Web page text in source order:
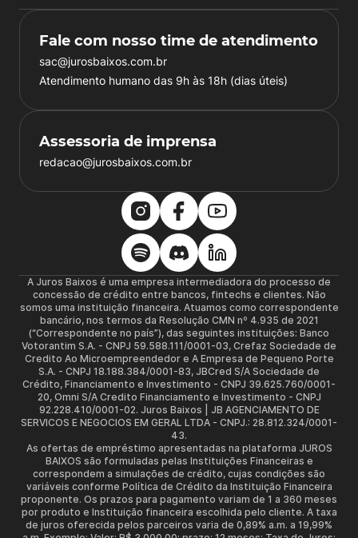
Fale com nosso time de atendimento
sac@jurosbaixos.com.br
Atendimento humano das 9h às 18h (dias úteis)
Assessoria de imprensa
redacao@jurosbaixos.com.br
A Juros Baixos é uma empresa intermediadora do processo de
concessão de crédito entre bancos, fintechs e clientes. Não
somos uma instituição financeira. Atuamos como correspondente
bancário, nos termos da Resolução CMN nº 4.935 de 2021
(“Correspondente no país”), das seguintes instituições: Banco
Votorantim S.A. - CNPJ 59.588.111/0001-03, Crefaz Sociedade de
Credito Ao Microempreendedor e A Empresa de Pequeno Porte
S.A. - CNPJ 18.188.384/0001-83, JBCred S/A Sociedade de
Crédito, Financiamento e Investimento - CNPJ 39.625.760/0001-
20, Omni S/A Credito Financiamento e Investimento - CNPJ
92.228.410/0001-02. Juros Baixos | JB AGENCIAMENTO DE
SERVICOS E NEGOCIOS EM GERAL LTDA - CNPJ.: 28.812.324/0001-
43.
As ofertas de empréstimo apresentadas na plataforma JUROS
BAIXOS são formuladas pelas Instituições Financeiras e
correspondem a simulações de crédito, cujas condições são
variáveis conforme Política de Crédito da Instituição Financeira
proponente. Os prazos para pagamento variam de 1 a 360 meses
por produto e Instituição financeira escolhida pelo cliente. A taxa
de juros oferecida pelos parceiros varia de 0,89% a.m. a 19,99%